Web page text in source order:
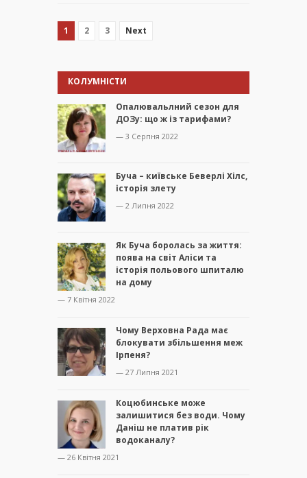
1 2 3 Next
КОЛУМНІСТИ
Опалювальлний сезон для
ДОЗу: що ж із тарифами?
— 3 Серпня 2022
Буча – київське Беверлі Хілс,
історія злету
— 2 Липня 2022
Як Буча боролась за життя:
поява на світ Аліси та
історія польового шпиталю
на дому
— 7 Квітня 2022
Чому Верховна Рада має
блокувати збільшення меж
Ірпеня?
— 27 Липня 2021
Коцюбинське може
залишитися без води. Чому
Даніш не платив рік
водоканалу?
— 26 Квітня 2021